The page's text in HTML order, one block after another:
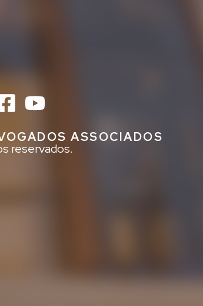
ASSOCIADOS
reservados.